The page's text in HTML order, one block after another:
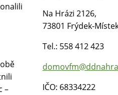
–
Na Hrázi 2126,
73801 Frýdek-
Tel.: 558 412 423
IČO: 68334222